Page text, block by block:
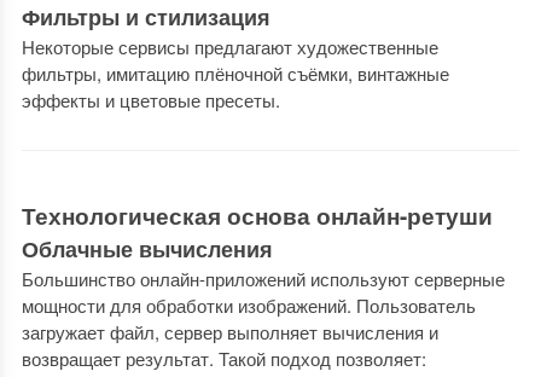
Фильтры и стилизация
Некоторые сервисы предлагают художественные
фильтры, имитацию плёночной съёмки, винтажные
эффекты и цветовые пресеты.
Технологическая основа онлайн-ретуши
Облачные вычисления
Большинство онлайн-приложений используют серверные
мощности для обработки изображений. Пользователь
загружает файл, сервер выполняет вычисления и
возвращает результат. Такой подход позволяет: